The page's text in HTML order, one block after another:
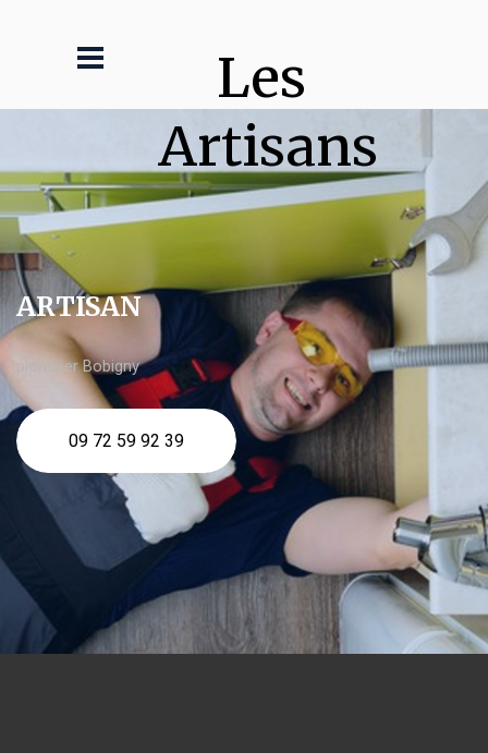
Les
Artisans
ARTISAN
plombier Bobigny
09 72 59 92 39